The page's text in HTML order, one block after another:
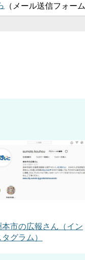
（メール送信フォー
本市の広報さん（イン
タグラム）